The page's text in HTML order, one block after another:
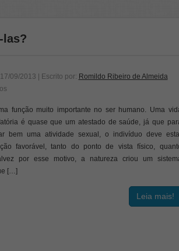
las?
17/09/2013 | Escrito por: Romildo Ribeiro de Almeida
função muito importante no ser humano. Uma
é quase que um atestado de saúde, já que
bem uma atividade sexual, o indivíduo deve
favorável, tanto do ponto de vista físico,
por esse motivo, a natureza criou um
[…]
Leia mais!